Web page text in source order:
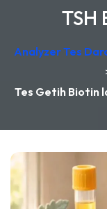
TSH
Analyzer Tes
Tes Getih Biotin